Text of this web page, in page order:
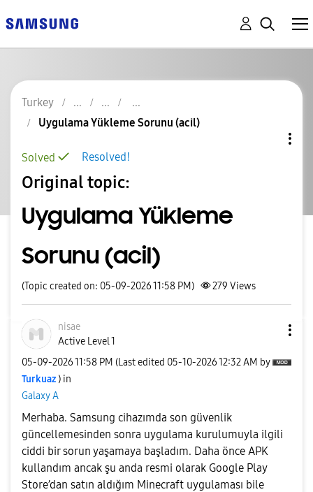
Turkey
Uygulama Yükleme Sorunu (acil)
Resolved!
Solved
Original topic:
Uygulama Yükleme
Sorunu (acil)
(Topic created on: 05-09-2026 11:58 PM) 279 Views
nisae
Active Level 1
‎05-09-202611:58 PM (Last edited ‎05-10-202612:32 AM by
Turkuaz ) in
Galaxy A
Merhaba. Samsung cihazımda son güvenlik
güncellemesinden sonra uygulama kurulumuyla ilgili
ciddi bir sorun yaşamaya başladım. Daha önce APK
kullandım ancak şu anda resmi olarak Google Play
Store’dan satın aldığım Minecraft uygulaması bile